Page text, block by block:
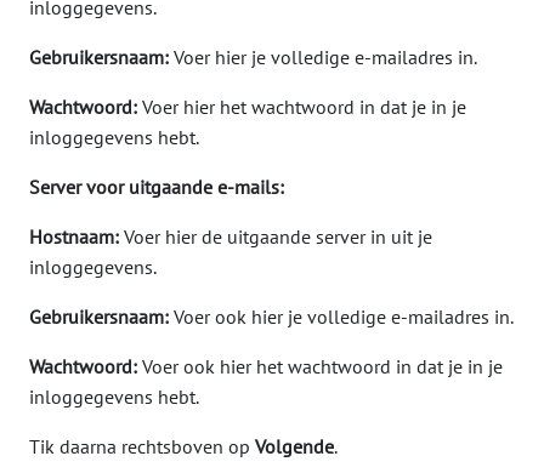
inloggegevens.
Gebruikersnaam: Voer hier je volledige e-mailadres in.
Wachtwoord: Voer hier het wachtwoord in dat je in je
inloggegevens hebt.
Server voor uitgaande e-mails:
Hostnaam: Voer hier de uitgaande server in uit je
inloggegevens.
Gebruikersnaam: Voer ook hier je volledige e-mailadres in.
Wachtwoord: Voer ook hier het wachtwoord in dat je in je
inloggegevens hebt.
Tik daarna rechtsboven op Volgende.